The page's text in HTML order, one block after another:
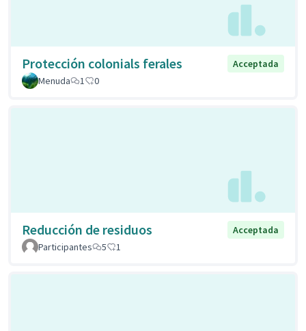
Protección colonials ferales
Acceptada
Menuda
1 0
Reducción de residuos
Acceptada
Participantes
5 1